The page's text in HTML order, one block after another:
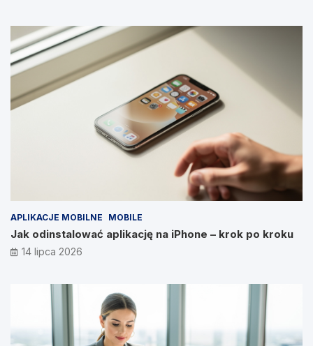
APLIKACJE MOBILNE MOBILE
Jak odinstalować aplikację na iPhone – krok po kroku
14 lipca 2026